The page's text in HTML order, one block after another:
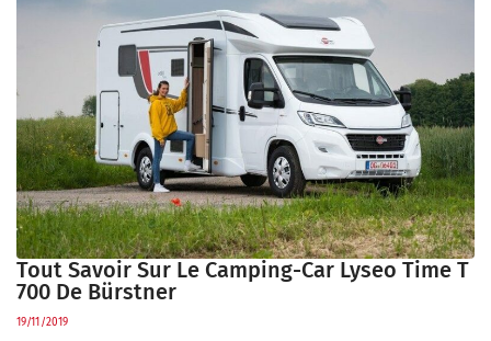
Tout Savoir Sur Le Camping-Car Lyseo Time T
700 De Bürstner
19/11/2019